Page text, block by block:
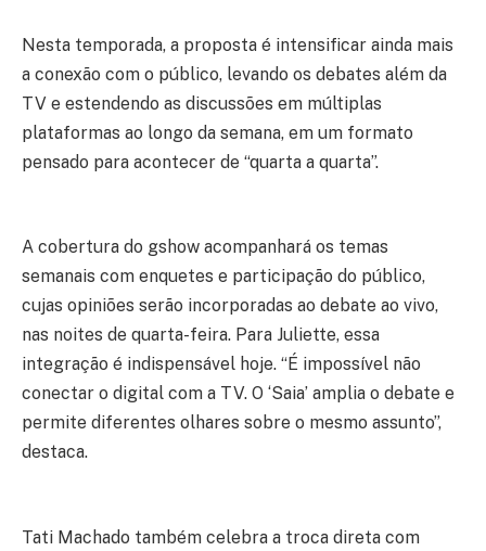
Nesta temporada, a proposta é intensificar ainda mais
a conexão com o público, levando os debates além da
TV e estendendo as discussões em múltiplas
plataformas ao longo da semana, em um formato
pensado para acontecer de “quarta a quarta”.
A cobertura do gshow acompanhará os temas
semanais com enquetes e participação do público,
cujas opiniões serão incorporadas ao debate ao vivo,
nas noites de quarta-feira. Para Juliette, essa
integração é indispensável hoje. “É impossível não
conectar o digital com a TV. O ‘Saia’ amplia o debate e
permite diferentes olhares sobre o mesmo assunto”,
destaca.
Tati Machado também celebra a troca direta com